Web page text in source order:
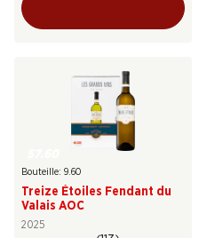
Bouteille: 9.60
Treize Étoiles Fendant du
Valais AOC
2025